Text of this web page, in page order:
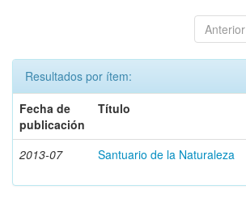
Anterior
Resultados por ítem:
Fecha de
publicación
Título
2013-07 Santuario de la Naturaleza